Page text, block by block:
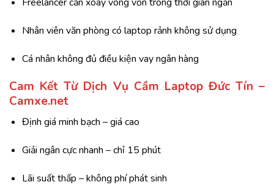
Nhân viên văn phòng có laptop rảnh không sửdụng
Cá nhân không đủ điều kiện vayngân hàng
Cam KếtTừ Dịch Vụ Cầm LaptopĐức Tín –
Camxe.net
Định giá minh bạch –giá cao
Giải ngân cựcnhanh –chỉ 15 phút
Lãi suấtthấp –không phíphátsinh